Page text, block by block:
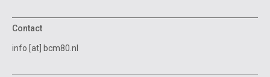
Contact
info [at] bcm80.nl